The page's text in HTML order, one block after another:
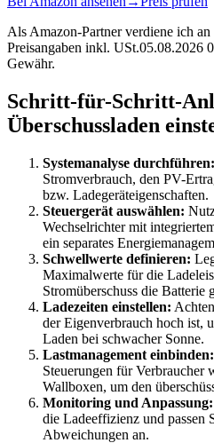
Als Amazon-Partner verdiene ich
Preisangaben inkl. USt.05.08.2026
Gewähr.
Schritt-für-Schritt-
Überschussladen
Systemanalyse durchführen:
Stromverbrauch, den PV-
bzw. Ladegeräteigenschaften.
Steuergerät auswählen:
Wechselrichter mit
ein separates
Schwellwerte definieren:
Maximalwerte für die
Stromüberschuss die Batterie
Ladezeiten einstellen:
der Eigenverbrauch hoch ist,
Laden bei schwacher Sonne.
Lastmanagement einbinden:
Steuerungen für Verbraucher
Wallboxen, um den
Monitoring und Anpassung:
die Ladeeffizienz und passen
Abweichungen an.